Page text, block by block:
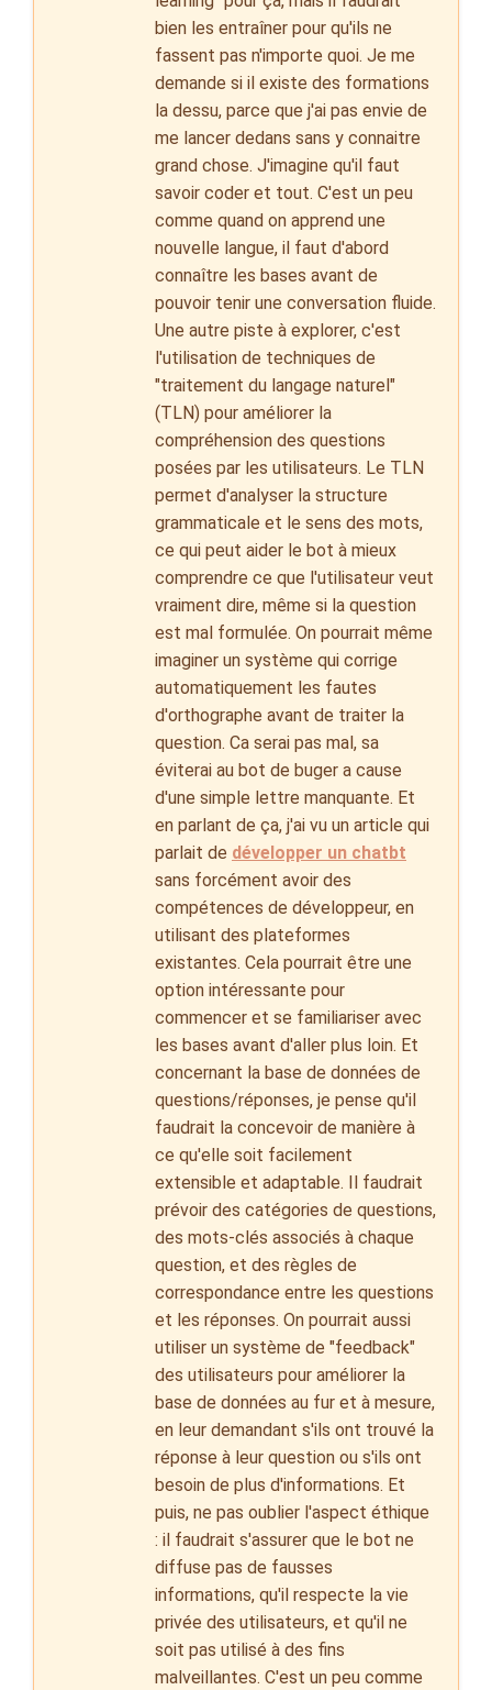
bien les entraîner pour qu'ils ne
fassent pas n'importe quoi. Je me
demande si il existe des formations
la dessu, parce que j'ai pas envie de
me lancer dedans sans y connaitre
grand chose. J'imagine qu'il faut
savoir coder et tout. C'est un peu
comme quand on apprend une
nouvelle langue, il faut d'abord
connaître les bases avant de
pouvoir tenir une conversation fluide.
Une autre piste à explorer, c'est
l'utilisation de techniques de
"traitement du langage naturel"
(TLN) pour améliorer la
compréhension des questions
posées par les utilisateurs. Le TLN
permet d'analyser la structure
grammaticale et le sens des mots,
ce qui peut aider le bot à mieux
comprendre ce que l'utilisateur veut
vraiment dire, même si la question
est mal formulée. On pourrait même
imaginer un système qui corrige
automatiquement les fautes
d'orthographe avant de traiter la
question. Ca serai pas mal, sa
éviterai au bot de buger a cause
d'une simple lettre manquante. Et
en parlant de ça, j'ai vu un article qui
parlait de développer un chatbt
sans forcément avoir des
compétences de développeur, en
utilisant des plateformes
existantes. Cela pourrait être une
option intéressante pour
commencer et se familiariser avec
les bases avant d'aller plus loin. Et
concernant la base de données de
questions/réponses, je pense qu'il
faudrait la concevoir de manière à
ce qu'elle soit facilement
extensible et adaptable. Il faudrait
prévoir des catégories de questions,
des mots-clés associés à chaque
question, et des règles de
correspondance entre les questions
et les réponses. On pourrait aussi
utiliser un système de "feedback"
des utilisateurs pour améliorer la
base de données au fur et à mesure,
en leur demandant s'ils ont trouvé la
réponse à leur question ou s'ils ont
besoin de plus d'informations. Et
puis, ne pas oublier l'aspect éthique
: il faudrait s'assurer que le bot ne
diffuse pas de fausses
informations, qu'il respecte la vie
privée des utilisateurs, et qu'il ne
soit pas utilisé à des fins
malveillantes. C'est un peu comme